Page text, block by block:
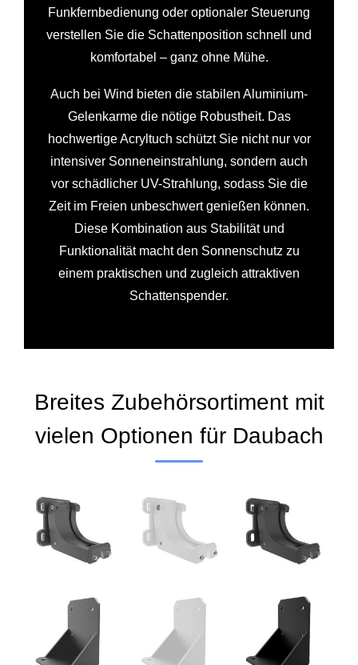
Funkfernbedienung oder optionaler Steuerung
verstellen Sie die Schattenposition schnell und
komfortabel – ganz ohne Mühe.
Auch bei Wind bieten die stabilen Aluminium-
Gelenkarme die nötige Robustheit. Das
hochwertige Acryltuch schützt Sie nicht nur vor
intensiver Sonneneinstrahlung, sondern auch
vor schädlicher UV-Strahlung, sodass Sie die
Zeit im Freien unbeschwert genießen können.
Diese Kombination aus Stabilität und
Funktionalität macht den Sonnenschutz zu
einem praktischen und zugleich attraktiven
Schattenspender.
Breites Zubehörsortiment mit
vielen Optionen für Daubach